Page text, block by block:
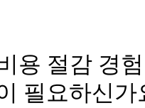
용 절감 경험
필요하신가